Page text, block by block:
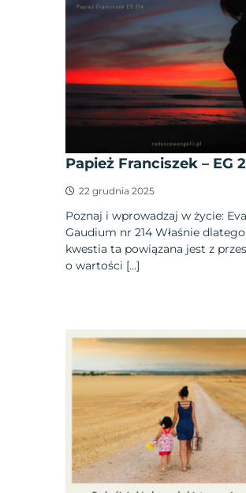
Papież Franciszek – EG
22 grudnia 2025
Poznaj i wprowadzaj w życie:
Gaudium nr 214 Właśnie
kwestia ta powiązana jest z
o wartości […]